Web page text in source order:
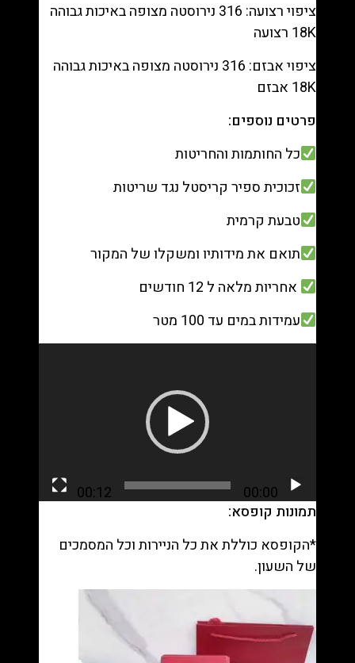
ציפוי רצועה: 316 נירוסטה מצופה באיכות גבוהה
18K רצועה
ציפוי אבזם: 316 נירוסטה מצופה באיכות גבוהה
18K אבזם
פרטים נוספים:
כל החותמות והחריטות
זכוכית ספיר קריסטל נגד שריטות
טבעת קרמית
תואם את מידותיו ומשקלו של המקור
אחריות מלאה ל 12 חודשים
עמידות במים עד 100 מטר
00:00
00:12
תמונות קופסא:
*הקופסא כוללת את כל הניירות וכל המסמכים
של השעון.